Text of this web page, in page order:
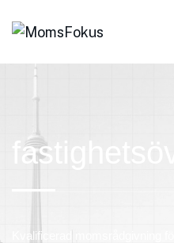
Kvalificerad momsrådgivning